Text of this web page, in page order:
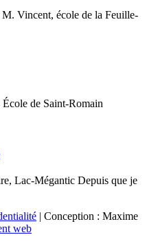
M. Vincent, école de la Feuille-
de Saint-Romain
Lac-Mégantic Depuis que je
| Conception : Maxime
web